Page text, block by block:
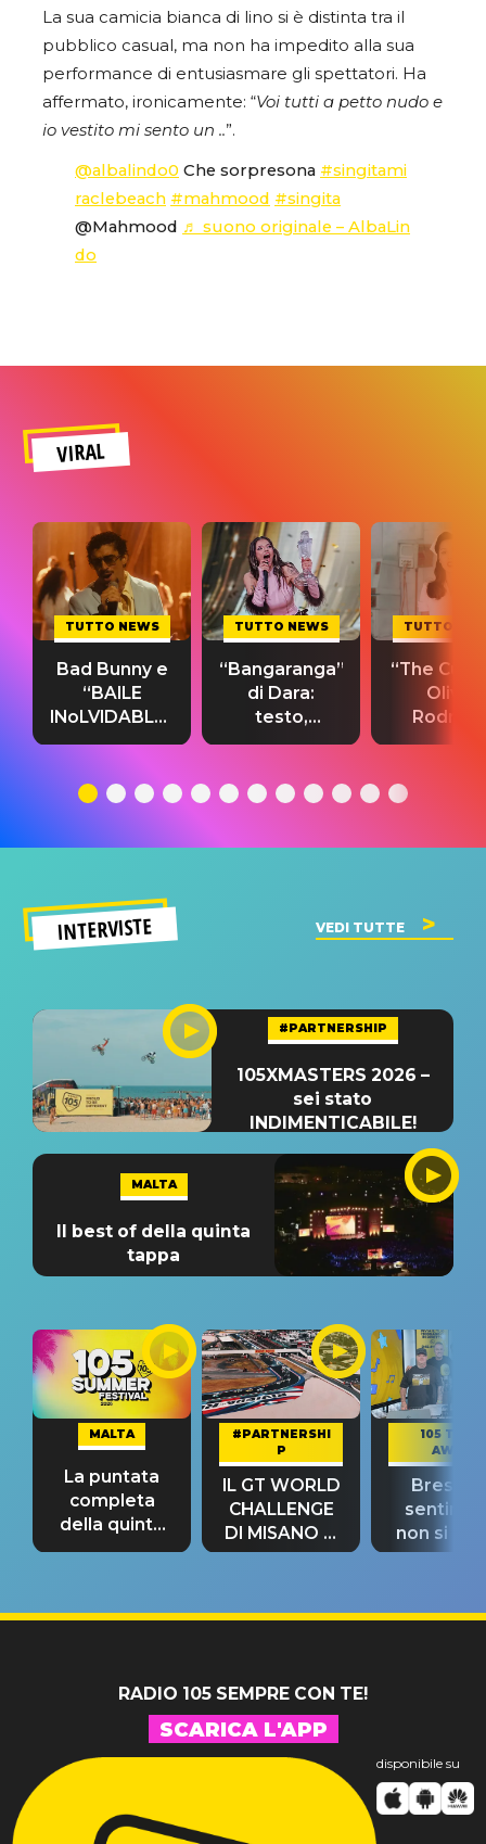
La sua camicia bianca di lino si è distinta tra il
pubblico casual, ma non ha impedito alla sua
performance di entusiasmare gli spettatori. Ha
affermato, ironicamente: “Voi tutti a petto nudo e
io vestito mi sento un ..”.
@albalindo0 Che sorpresona #singitami
raclebeach #mahmood #singita
@Mahmood ♬ suono originale – AlbaLin
do
VIRAL
TUTTO NEWS
Bad Bunny e
“BAILE
INoLVIDABLE”:
testo,
significato
TUTTO NEWS
“Bangaranga”
di Dara:
testo,
traduzione e
del singolo
TUTTO
“The
Olivia
testo,
INTERVISTE VEDI TUTTE
#PARTNERSHIP
105XMASTERS 2026 –
sei stato
INDIMENTICABILE!
MALTA
Il best of della quinta
tappa
MALTA
La puntata
completa
della quinta
tappa
#PARTNERSHI
P
IL GT WORLD
CHALLENGE
DI MISANO si
riconferma
105 TAKE
AWAY
Bresh:
non si
fino alla
RADIO 105 SEMPRE CON TE!
SCARICA L'APP
disponibile su